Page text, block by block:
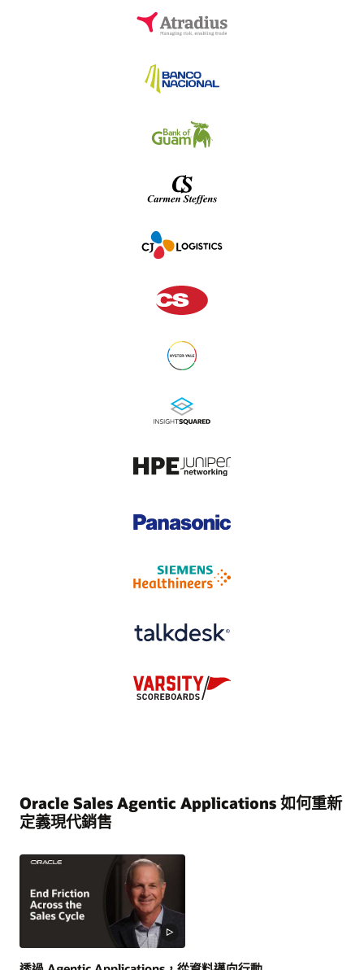
Oracle Sales Agentic Applications 如何重新
定義現代銷售